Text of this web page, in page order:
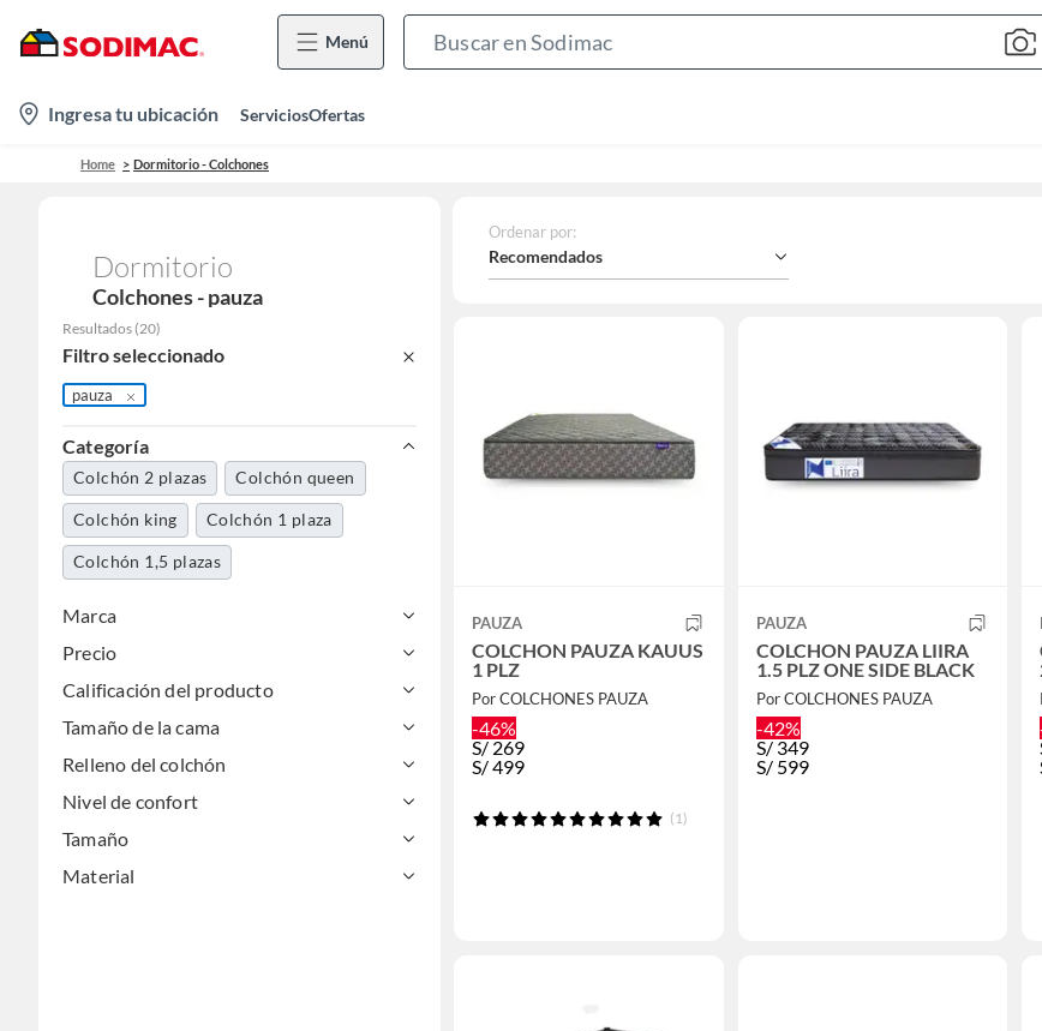
Menú
Bar
location-
icon
Ingresa tu ubicación ServiciosOfertas
Home Dormitorio - Colchones
Dormitorio
Colchones - pauza
Resultados (20)
Filtro seleccionado
pauza
Categoría
Colchón 2 plazas Colchón queen
Colchón king Colchón 1 plaza
Colchón 1,5 plazas
Marca
Precio
Calificación del producto
Tamaño de la cama
Relleno del colchón
Nivel de confort
Tamaño
Material
Ordenar por:
Recomendados
PAUZA
COLCHON PAUZA KAUUS
1 PLZ
Por COLCHONES PAUZA
-46%
S/ 269
S/499
(1)
PAUZA
COLCHON PAUZA LIIRA
1.5 PLZ ONE SIDE BLACK
Por COLCHONES PAUZA
-42%
S/ 349
S/ 599